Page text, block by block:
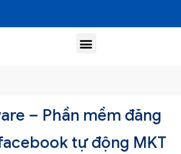
– Phần mềm đăng
tự động MKT